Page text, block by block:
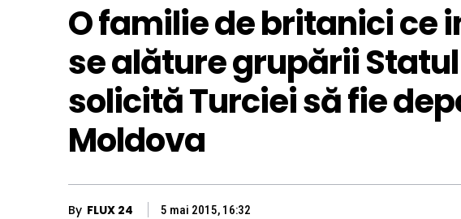
O familie de britanici ce
se alăture grupării
solicită Turciei să fie
Moldova
By FLUX 24 5 mai 2015, 16:32